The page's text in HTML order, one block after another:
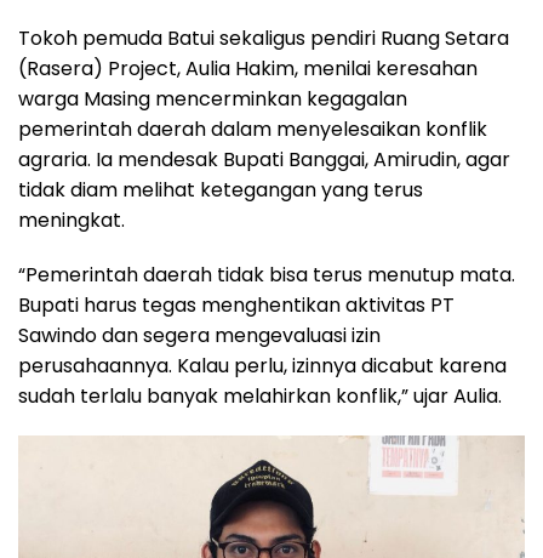
Tokoh pemuda Batui sekaligus pendiri Ruang Setara
(Rasera) Project, Aulia Hakim, menilai keresahan
warga Masing mencerminkan kegagalan
pemerintah daerah dalam menyelesaikan konflik
agraria. Ia mendesak Bupati Banggai, Amirudin, agar
tidak diam melihat ketegangan yang terus
meningkat.
“Pemerintah daerah tidak bisa terus menutup mata.
Bupati harus tegas menghentikan aktivitas PT
Sawindo dan segera mengevaluasi izin
perusahaannya. Kalau perlu, izinnya dicabut karena
sudah terlalu banyak melahirkan konflik,” ujar Aulia.